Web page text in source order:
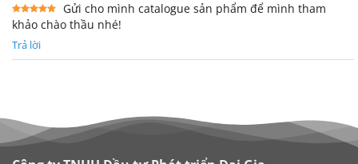
Được xếp
hạng5 5
sao
Gửi cho mình catalogue sản phẩm để mình tham
khảo chào thầu nhé!
Trả lời